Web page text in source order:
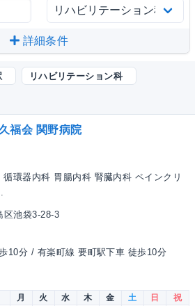
詳細条件
リハビリテーション科
福会 関野病院
循環器内科 胃腸内科 腎臓内科 ペインクリ
区池袋3-28-3
10分 / 有楽町線 要町駅下車 徒歩10分
月 火 水 木 金 土 日
祝